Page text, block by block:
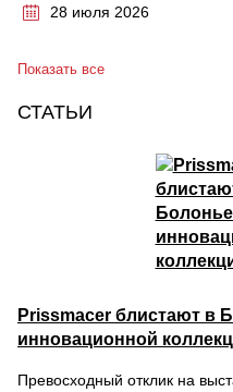
28 июля 2026
Показать все
СТАТЬИ
Prissmacer блистают в
инновационной
Превосходный отклик на